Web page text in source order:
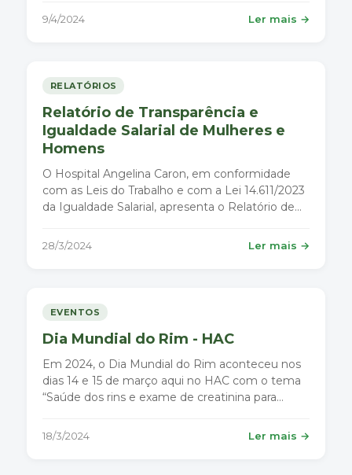
9/4/2024 Ler mais →
RELATÓRIOS
Relatório de Transparência e
Igualdade Salarial de Mulheres e
Homens
O Hospital Angelina Caron, em conformidade
com as Leis do Trabalho e com a Lei 14.611/2023
da Igualdade Salarial, apresenta o Relatório de
Homens - referente ao 1º semestre de 2024.
28/3/2024 Ler mais →
EVENTOS
Dia Mundial do Rim - HAC
Em 2024, o Dia Mundial do Rim aconteceu nos
dias 14 e 15 de março aqui no HAC com o tema
“Saúde dos rins e exame de creatinina para
18/3/2024 Ler mais →